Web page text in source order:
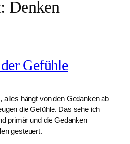
Denken
Gefühle
alles hängt von den Gedanken ab
die Gefühle. Das sehe ich
primär und die Gedanken
gesteuert.